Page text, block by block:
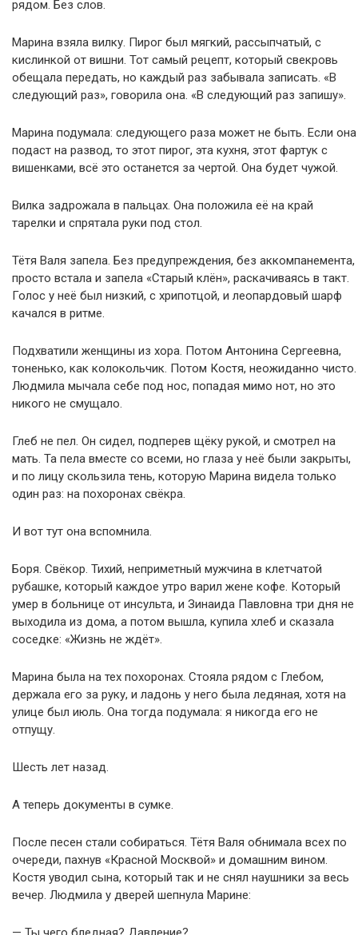
рядом. Без слов.
Марина взяла вилку. Пирог был мягкий, рассыпчатый, с
кислинкой от вишни. Тот самый рецепт, который свекровь
обещала передать, но каждый раз забывала записать. «В
следующий раз», говорила она. «В следующий раз запишу».
Марина подумала: следующего раза может не быть. Если она
подаст на развод, то этот пирог, эта кухня, этот фартук с
вишенками, всё это останется за чертой. Она будет чужой.
Вилка задрожала в пальцах. Она положила её на край
тарелки и спрятала руки под стол.
Тётя Валя запела. Без предупреждения, без аккомпанемента,
просто встала и запела «Старый клён», раскачиваясь в такт.
Голос у неё был низкий, с хрипотцой, и леопардовый шарф
качался в ритме.
Подхватили женщины из хора. Потом Антонина Сергеевна,
тоненько, как колокольчик. Потом Костя, неожиданно чисто.
Людмила мычала себе под нос, попадая мимо нот, но это
никого не смущало.
Глеб не пел. Он сидел, подперев щёку рукой, и смотрел на
мать. Та пела вместе со всеми, но глаза у неё были закрыты,
и по лицу скользила тень, которую Марина видела только
один раз: на похоронах свёкра.
И вот тут она вспомнила.
Боря. Свёкор. Тихий, неприметный мужчина в клетчатой
рубашке, который каждое утро варил жене кофе. Который
умер в больнице от инсульта, и Зинаида Павловна три дня не
выходила из дома, а потом вышла, купила хлеб и сказала
соседке: «Жизнь не ждёт».
Марина была на тех похоронах. Стояла рядом с Глебом,
держала его за руку, и ладонь у него была ледяная, хотя на
улице был июль. Она тогда подумала: я никогда его не
отпущу.
Шесть лет назад.
А теперь документы в сумке.
После песен стали собираться. Тётя Валя обнимала всех по
очереди, пахнув «Красной Москвой» и домашним вином.
Костя уводил сына, который так и не снял наушники за весь
вечер. Людмила у дверей шепнула Марине: